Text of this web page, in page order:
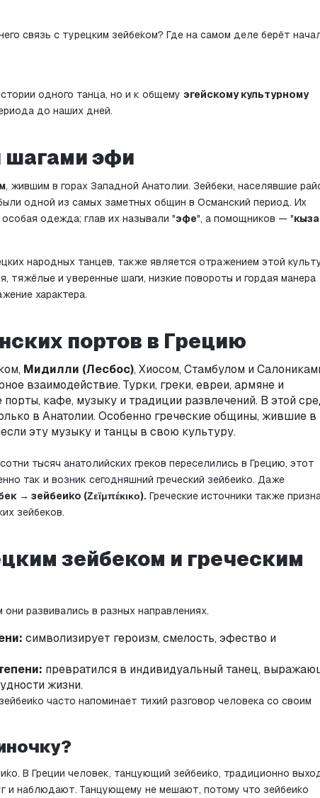
связь с турецким зейбе́ком? Где на самом деле берёт
одного танца, но и к общему эгейскому культурному
до наших дней.
шагами эфи
, жившим в горах Западной Анатолии. Зейбеки, населявшие
одной из самых заметных общин в Османский период. Их
одежда; глав их называли "эфе", а помощников — "
народных танцев, также является отражением этой
тяжёлые и уверенные шаги, низкие повороты и гордая манера
характера.
портов в Грецию
Мидилли (Лесбос), Хиосом, Стамбулом и
взаимодействие. Турки, греки, евреи, армяне и
кафе, музыку и традиции развлечений. В этой
в Анатолии. Особенно греческие общины, жившие в
эту музыку и танцы в свою культуру.
тысяч анатолийских греков переселились в Грецию, этот
так и возник сегодняшний греческий зейбеи́ко. Даже
→ зейбеи́ко (Ζεϊμπέκικο). Греческие источники также
зейбеков.
зейбеком и греческим
развивались в разных направлениях.
символизирует героизм, смелость, эфество и
превратился в индивидуальный танец,
жизни.
часто напоминает тихий разговор человека со своим
В Греции человек, танцующий зейбеи́ко, традиционно
и наблюдают. Танцующему не мешают, потому что зейбеи́ко